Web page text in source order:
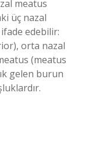
meatus
üç nazal
edebilir:
orta nazal
(meatus
gelen burun